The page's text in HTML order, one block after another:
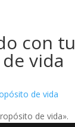
con tu
vida
de vida
de vida».